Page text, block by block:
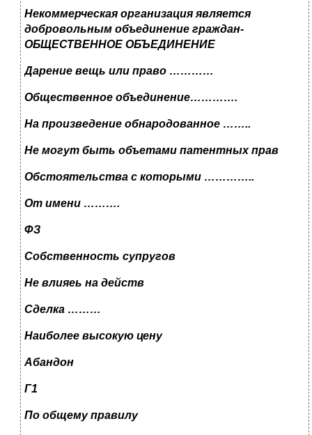
Некоммерческая организация является
добровольным объединение граждан-
ОБЩЕСТВЕННОЕ ОБЪЕДИНЕНИЕ
Дарение вещь или право …………
Общественное объединение………….
На произведение обнародованное ……..
Не могут быть объетами патентных прав
Обстоятельства с которыми …………..
От имени ……….
ФЗ
Собственность супругов
Не влияеь на действ
Сделка ………
Наиболее высокую цену
Абандон
Г1
По общему правилу